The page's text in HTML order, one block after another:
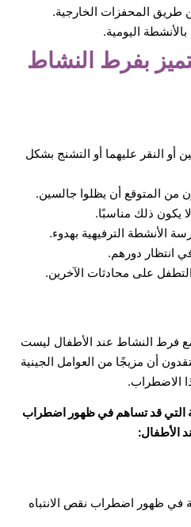
طريق المحفزات الخارجية.
اليومية.
بفرط النشاط
أو النقر عليهما أو التشنج بشكل
من المتوقع أن يظلوا جالسين.
يكون ذلك مناسبًا.
الأنشطة الترفيهية بهدوء.
انتظار دورهم.
على محادثات الآخرين.
فرط النشاط عند الأطفال ليست
أن مزيجًا من العوامل الجينية
الاضطراب.
التي قد تساهم في ظهور اضطراب
الأطفال:
في ظهور اضطراب نقص الانتباه